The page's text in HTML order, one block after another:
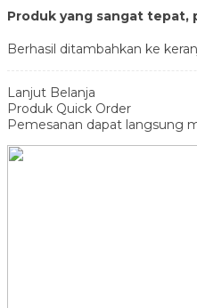
Produk yang sangat tepat,
Berhasil ditambahkan ke
Lanjut Belanja
Produk Quick Order
Pemesanan dapat langsung